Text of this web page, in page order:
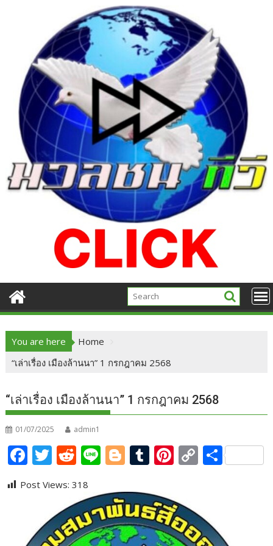
You are here
Home
“เล่าเรื่อง เมืองล้านนา” 1 กรกฎาคม 2568
“เล่าเรื่อง เมืองล้านนา” 1 กรกฎาคม 2568
01/07/2025 admin1
F
e
o
T
itt
er
R
d
di
t
Li
e
Bl
g
g
er
T
m
bl
r
Pi
er
e
st
C
y
Li
S
Post Views: 318